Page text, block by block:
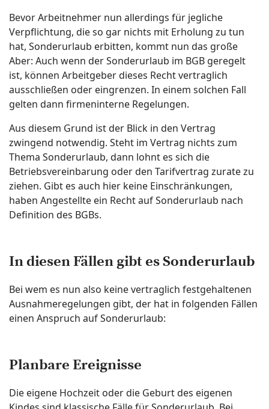
Bevor Arbeitnehmer nun allerdings für jegliche
Verpflichtung, die so gar nichts mit Erholung zu tun
hat, Sonderurlaub erbitten, kommt nun das große
Aber: Auch wenn der Sonderurlaub im BGB geregelt
ist, können Arbeitgeber dieses Recht vertraglich
ausschließen oder eingrenzen. In einem solchen Fall
gelten dann firmeninterne Regelungen.
Aus diesem Grund ist der Blick in den Vertrag
zwingend notwendig. Steht im Vertrag nichts zum
Thema Sonderurlaub, dann lohnt es sich die
Betriebsvereinbarung oder den Tarifvertrag zurate zu
ziehen. Gibt es auch hier keine Einschränkungen,
haben Angestellte ein Recht auf Sonderurlaub nach
Definition des BGBs.
In diesen Fällen gibt es Sonderurlaub
Bei wem es nun also keine vertraglich festgehaltenen
Ausnahmeregelungen gibt, der hat in folgenden Fällen
einen Anspruch auf Sonderurlaub:
Planbare Ereignisse
Die eigene Hochzeit oder die Geburt des eigenen